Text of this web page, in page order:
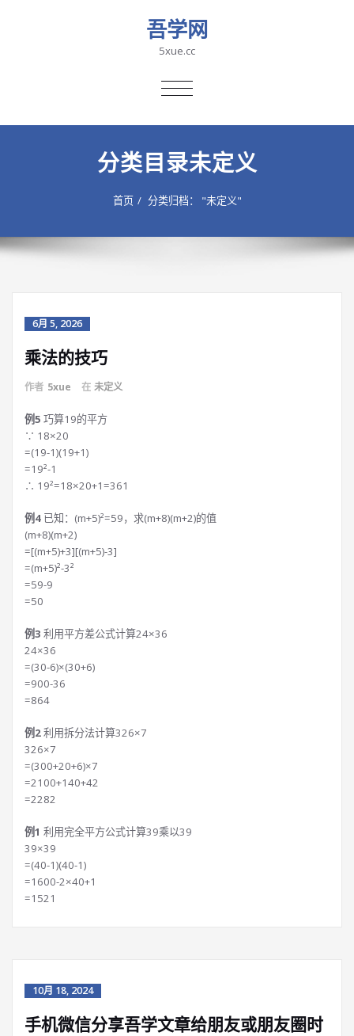
吾学网
5xue.cc
切
分类目录未定义
首页 分类归档： "未定义"
6月 5, 2026
乘法的技巧
作者 5xue 在 未定义
例5 巧算19的平方
∵ 18×20
=(19-1)(19+1)
=19²-1
∴ 19²=18×20+1=361
例4 已知：(m+5)²=59，求(m+8)(m+2)的值
(m+8)(m+2)
=[(m+5)+3][(m+5)-3]
=(m+5)²-3²
=59-9
=50
例3 利用平方差公式计算24×36
24×36
=(30-6)×(30+6)
=900-36
=864
例2利用拆分法计算326×7
326×7
=(300+20+6)×7
=2100+140+42
=2282
例1 利用完全平方公式计算39乘以39
39×39
=(40-1)(40-1)
=1600-2×40+1
=1521
10月 18, 2024
手机微信分享吾学文章给朋友或朋友圈时